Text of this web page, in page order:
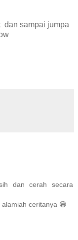
dan sampai jumpa
dan cerah secara
ceritanya 😁